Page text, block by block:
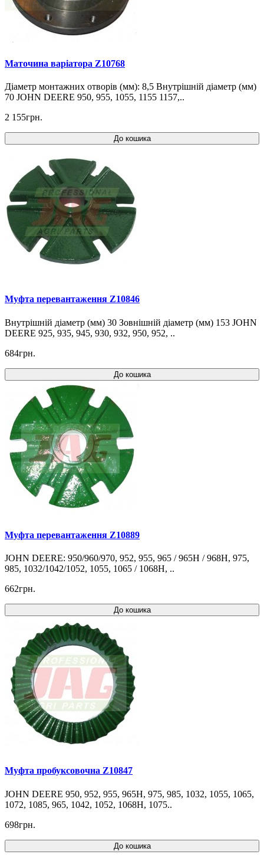
Маточина варіатора Z10768
Діаметр монтажних отворів (мм): 8,5 Внутрішній діаметр (мм)
70 JOHN DEERE 950, 955, 1055, 1155 1157,..
2 155грн.
До кошика
Муфта перевантаження Z10846
Внутрішній діаметр (мм) 30 Зовнішній діаметр (мм) 153 JOHN
DEERE 925, 935, 945, 930, 932, 950, 952, ..
684грн.
До кошика
Муфта перевантаження Z10889
JOHN DEERE: 950/960/970, 952, 955, 965 / 965H / 968H, 975,
985, 1032/1042/1052, 1055, 1065 / 1068H, ..
662грн.
До кошика
Муфта пробуксовочна Z10847
JOHN DEERE 950, 952, 955, 965H, 975, 985, 1032, 1055, 1065,
1072, 1085, 965, 1042, 1052, 1068H, 1075..
698грн.
До кошика